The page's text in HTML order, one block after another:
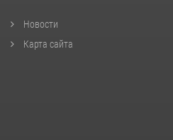
Новости
Карта сайта